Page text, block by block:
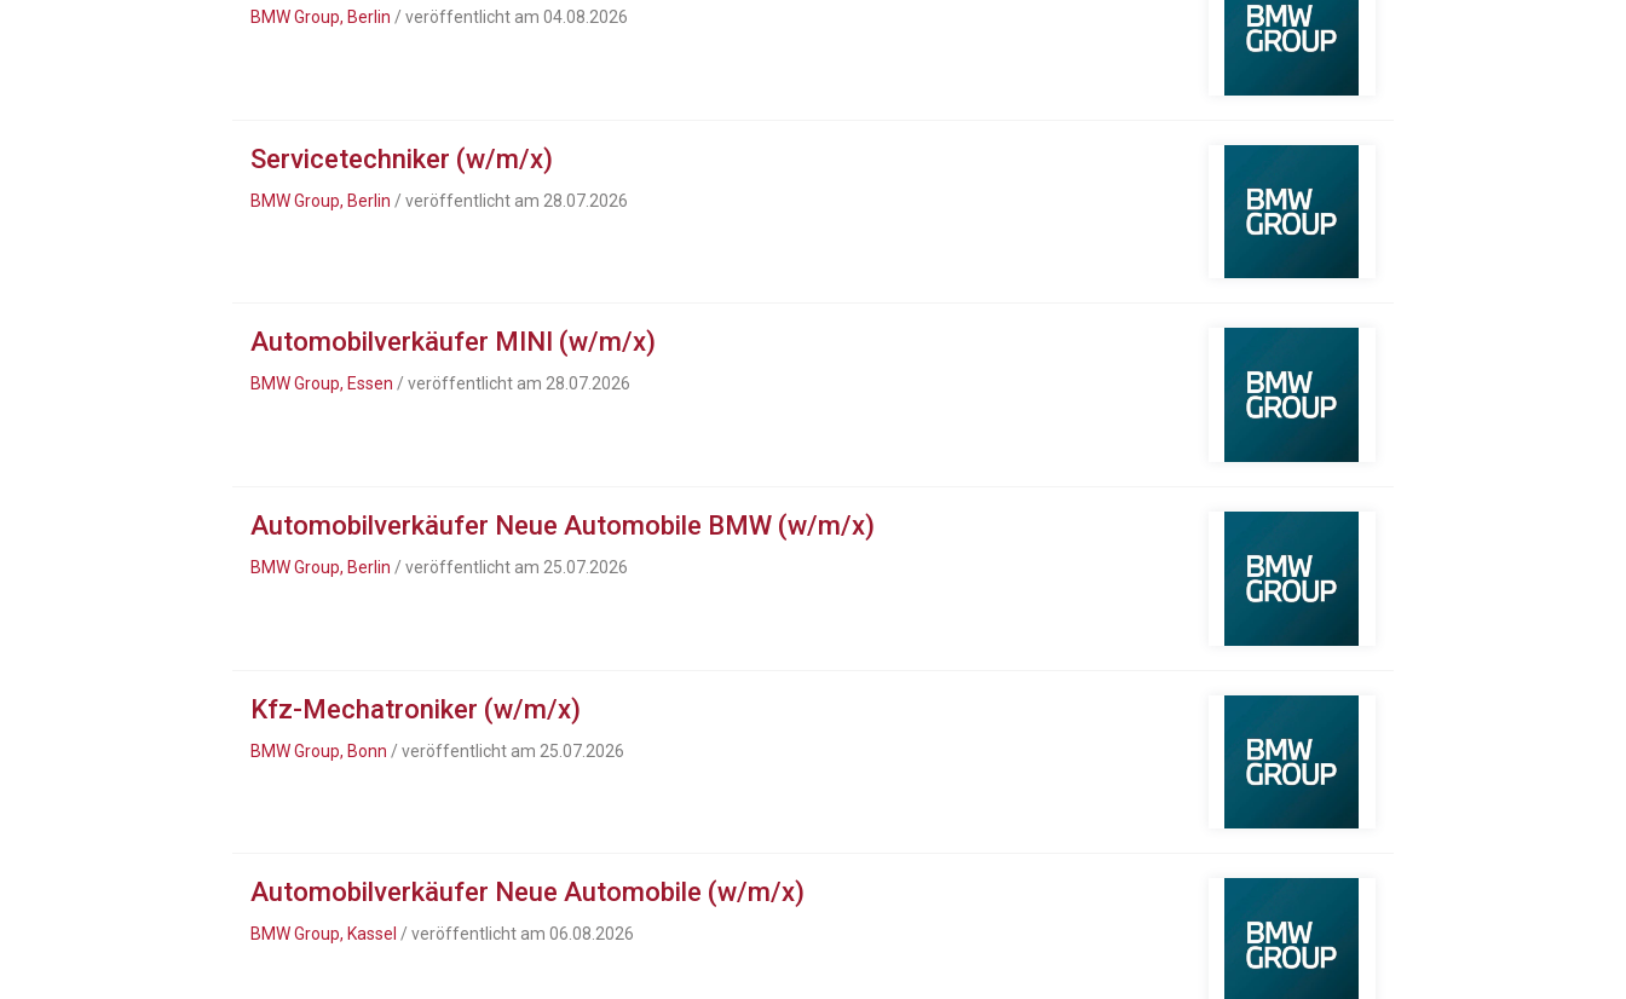
BMW Group, Berlin / veröffentlicht am 04.08.2026
Servicetechniker (w/m/x)
BMW Group, Berlin / veröffentlicht am 28.07.2026
Automobilverkäufer MINI (w/m/x)
BMW Group, Essen / veröffentlicht am 28.07.2026
Automobilverkäufer Neue Automobile BMW (w/m/x)
BMW Group, Berlin / veröffentlicht am 25.07.2026
Kfz-Mechatroniker (w/m/x)
BMW Group, Bonn / veröffentlicht am 25.07.2026
Automobilverkäufer Neue Automobile (w/m/x)
BMW Group, Kassel / veröffentlicht am 06.08.2026